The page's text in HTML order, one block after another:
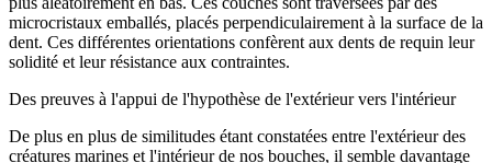
microcristaux emballés, placés perpendiculairement à la surface de la
dent. Ces différentes orientations confèrent aux dents de requin leur
solidité et leur résistance aux contraintes.
Des preuves à l'appui de l'hypothèse de l'extérieur vers l'intérieur
De plus en plus de similitudes étant constatées entre l'extérieur des
créatures marines et l'intérieur de nos bouches, il semble davantage